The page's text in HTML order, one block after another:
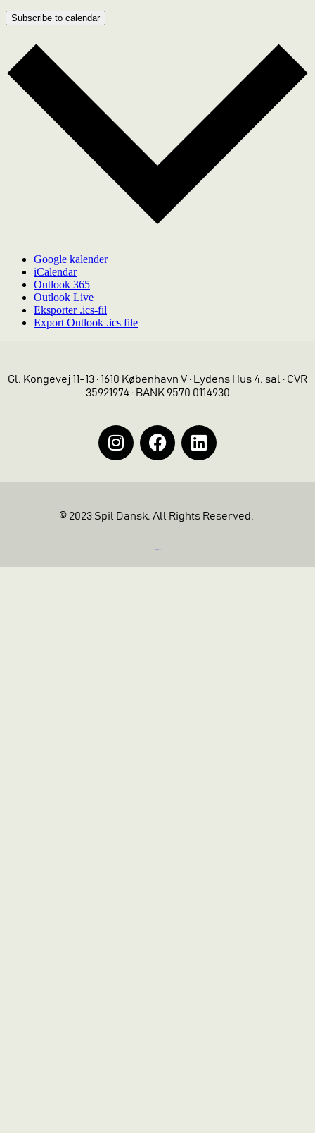
Subscribe to calendar
Google kalender
iCalendar
Outlook 365
Outlook Live
Eksporter .ics-fil
Export Outlook .ics file
Gl. Kongevej 11-13 · 1610 København V · Lydens Hus 4. sal · CVR
35921974 · BANK 9570 0114930
© 2023 Spil Dansk. All Rights Reserved.